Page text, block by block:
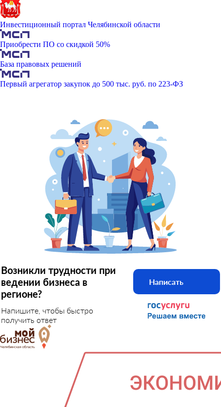
Инвестиционный портал Челябинской области
Приобрести ПО со скидкой 50%
База правовых решений
Первый агрегатор закупок до 500 тыс. руб. по 223-ФЗ
Возникли трудности при
ведении бизнеса в
регионе?
Напишите, чтобы быстро
получить ответ
Написать